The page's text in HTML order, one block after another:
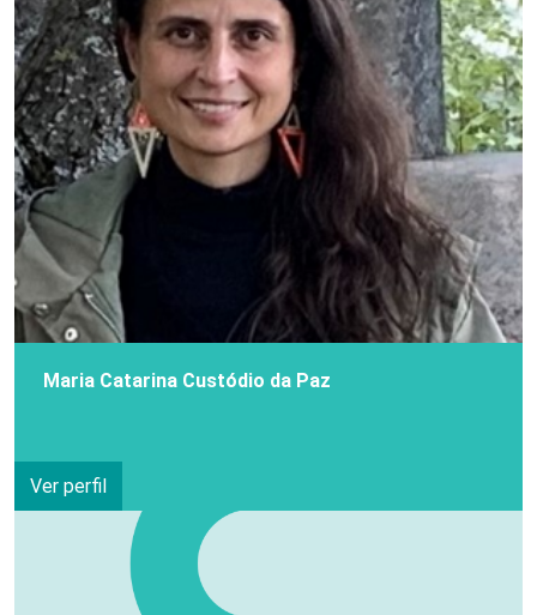
Maria Catarina Custódio da Paz
Ver perfil